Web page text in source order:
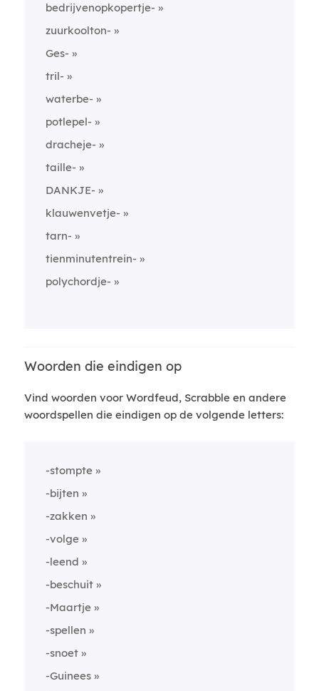
bedrijvenopkopertje-
zuurkoolton-
Ges-
tril-
waterbe-
potlepel-
dracheje-
taille-
DANKJE-
klauwenvetje-
tarn-
tienminutentrein-
polychordje-
Woorden die eindigen op
Vind woorden voor Wordfeud, Scrabble en andere
woordspellen die eindigen op de volgende letters:
-stompte
-bijten
-zakken
-volge
-leend
-beschuit
-Maartje
-spellen
-snoet
-Guinees